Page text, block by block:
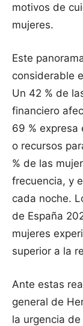
motivos de
mujeres.
Este
considerable
Un 42 % de
financiero
69 % expresa
o recursos
% de las
frecuencia, y
cada noche.
de España
mujeres
superior a la
Ante estas
general de
la urgencia